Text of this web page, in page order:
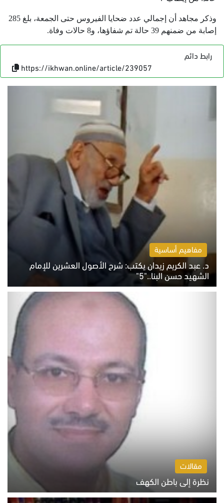
وذكر مجاهد أن إجمالي عدد ضحايا الفيروس حتى الجمعة، بلغ 285
إصابة من ضمنهم 39 حالة تم شفاؤها، و8 حالات وفاة.
رابط دائم
https://ikhwan.online/article/239057
مفاهيم أساسية
د. عبد الكريم زيدان يكتب: شرح الأصول العشرين للإمام
الشهيد حسن البنا.."5"
السبت 8 أغسطس 2026 10:46 ص
مقالات
نظرة إلى باطن الكهف
السبت 8 أغسطس 2026 11:04 ص